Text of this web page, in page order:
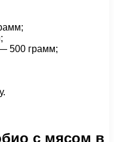
500 грамм;
с мясом в